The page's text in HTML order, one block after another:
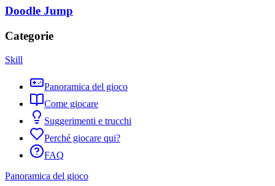
Doodle Jump
Categorie
Skill
Panoramica del gioco
Come giocare
Suggerimenti e trucchi
Perché giocare qui?
FAQ
Panoramica del gioco